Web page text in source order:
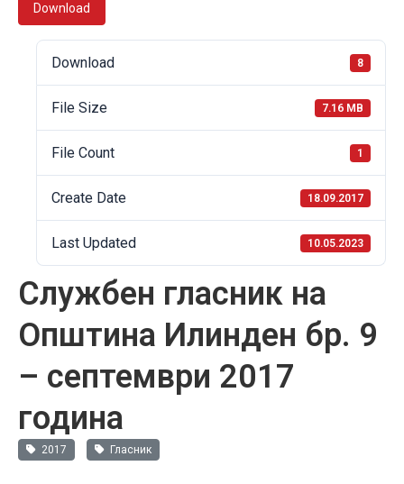
Download
Download 8
File Size 7.16 MB
File Count 1
Create Date 18.09.2017
Last Updated 10.05.2023
Службен гласник на
Општина Илинден бр. 9
– септември 2017
година
2017 Гласник